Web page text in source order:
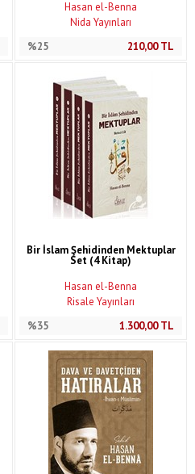
Hasan el-Benna
Nida Yayınları
%25
210,00TL
Bir İslam Şehidinden Mektuplar
Set (4 Kitap)
Hasan el-Benna
Risale Yayınları
%35
1.300,00TL